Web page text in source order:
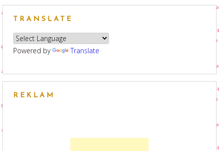
TRANSLATE
Powered by Translate
REKLAM